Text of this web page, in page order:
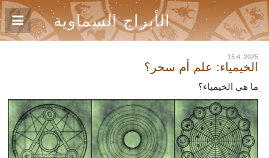
الأبراج السماوية
15.4. 2025
الخيمياء: علم أم سحر؟
ما هي الخيمياء؟